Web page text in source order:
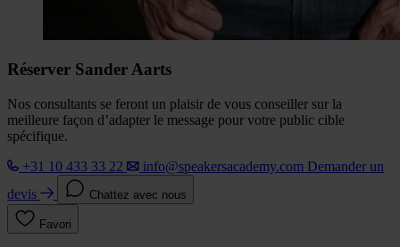
Réserver Sander Aarts
Nos consultants se feront un plaisir de vous conseiller sur la
meilleure façon d’adapter le message pour votre public cible
spécifique.
+31 10 433 33 22
info@speakersacademy.com Demander un
devis
Chattez avec nous
Favori